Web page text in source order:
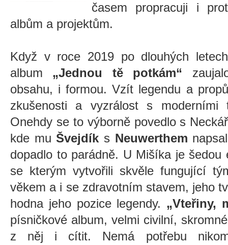
časem propracuji i
albům a projektům.
Když v roce 2019 po dlouhých
album „Jednou tě potkám“
obsahu, i formou. Vzít legendu a
zkušenosti a vyzrálost s moderními
Onehdy se to výborně povedlo s
kde mu Švejdík s Neuwerthem
dopadlo to parádně. U Mišíka je
se kterým vytvořili skvěle fungující
věkem a i se zdravotním stavem, jeho
hodna jeho pozice legendy. „Vteřiny,
písničkové album, velmi civilní,
z něj i cítit. Nemá potřebu